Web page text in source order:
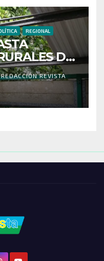
REGIONAL
DE
REDACCIÓN REVISTA